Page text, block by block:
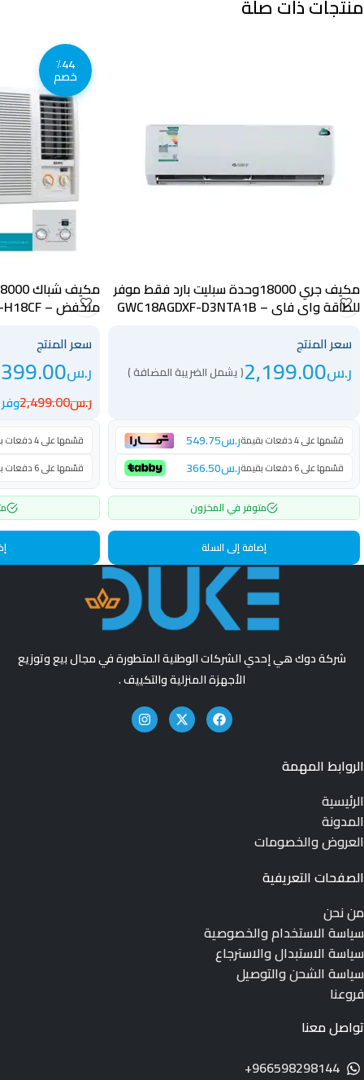
منتجات ذات صلة
مكيف جري 18000وحدة سبليت بارد فقط موفر
للطاقة واي فاي – GWC18AGDXF-D3NTA1B
سعر المنتج
ر.س2,199.00( يشمل الضريبة المضافة )
قسّمها على 4 دفعات بقيمة ر.س549.75
قسّمها على 6 دفعات بقيمة ر.س366.50
متوفر في المخزون
إضافة إلى السلة
٪44
خصم
منخفض – BWAC-H18CF
سعر المنتج
ر.س
ر.س2,499.00وفر 1100 ر.س
قسّمها على 4 دفعات بقيمة
قسّمها على 6 دفعات بقيمة
شركة دوك هي إحدي الشركات الوطنية المتطورة في مجال بيع وتوزيع
الأجهزة المنزلية والتكييف .
الروابط المهمة
الرئيسية
المدونة
العروض والخصومات
الصفحات التعريفية
من نحن
سياسة الاستخدام والخصوصية
سياسة الاستبدال والاسترجاع
سياسة الشحن والتوصيل
فروعنا
تواصل معنا
966598298144+